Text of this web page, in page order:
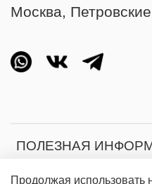
ПОЛЕЗНАЯ
Москва,
Продолжая использовать